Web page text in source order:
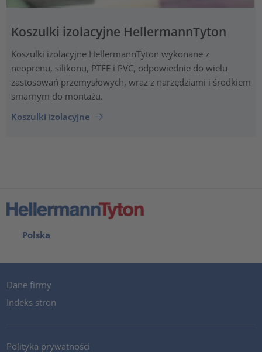
Koszulki izolacyjne HellermannTyton
Koszulki izolacyjne HellermannTyton wykonane z
neoprenu, silikonu, PTFE i PVC, odpowiednie do wielu
zastosowań przemysłowych, wraz z narzędziami i środkiem
smarnym do montażu.
Koszulki izolacyjne
Polska
Dane firmy
Indeks stron
Polityka prywatności